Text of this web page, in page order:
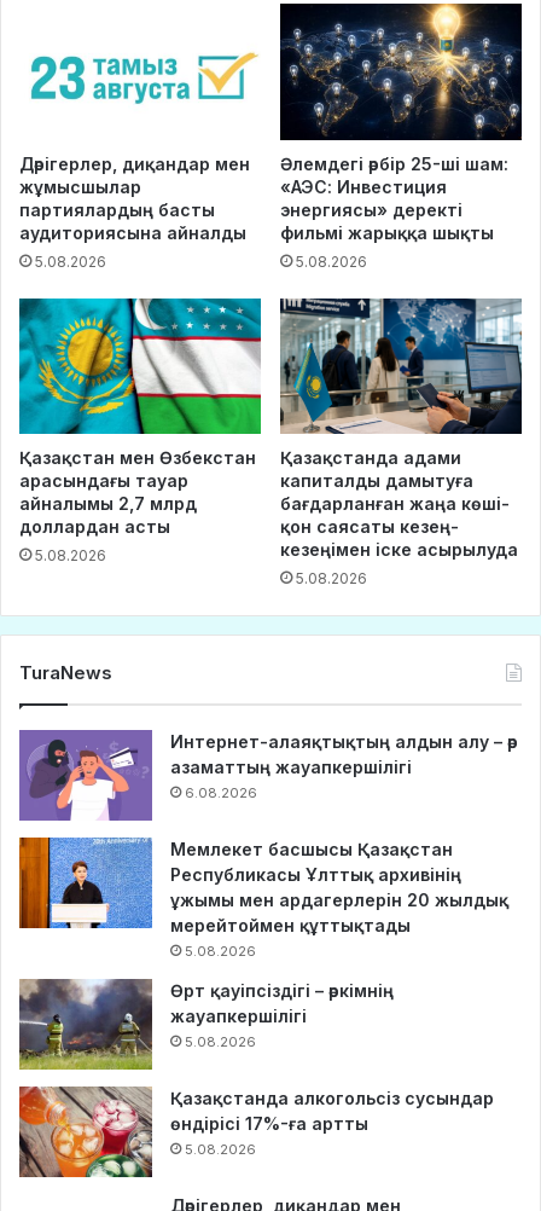
Дәрігерлер, диқандар мен
жұмысшылар
партиялардың басты
аудиториясына айналды
5.08.2026
Әлемдегі әрбір 25-ші шам:
«АЭС: Инвестиция
энергиясы» деректі
фильмі жарыққа шықты
5.08.2026
Қазақстан мен Өзбекстан
арасындағы тауар
айналымы 2,7 млрд
доллардан асты
5.08.2026
Қазақстанда адами
капиталды дамытуға
бағдарланған жаңа көші-
қон саясаты кезең-
кезеңімен іске асырылуда
5.08.2026
TuraNews
Интернет-алаяқтықтың алдын алу – әр
азаматтың жауапкершілігі
6.08.2026
Мемлекет басшысы Қазақстан
Республикасы Ұлттық архивінің
ұжымы мен ардагерлерін 20 жылдық
мерейтоймен құттықтады
5.08.2026
Өрт қауіпсіздігі – әркімнің
жауапкершілігі
5.08.2026
Қазақстанда алкогольсіз сусындар
өндірісі 17%-ға артты
5.08.2026
Дәрігерлер, диқандар мен